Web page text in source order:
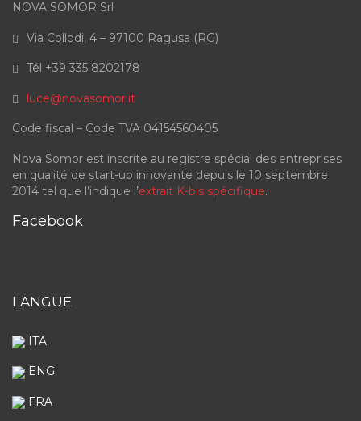
NOVA SOMOR Srl
Via Collodi, 4 – 97100 Ragusa (RG)
Tél +39 335 8202178
luce@novasomor.it
Code fiscal – Code TVA 04154560405
Nova Somor est inscrite au registre spécial des entreprises
en qualité de start-up innovante depuis le 10 septembre
2014 tel que l’indique l’extrait K-bis spécifique.
Facebook
LANGUE
ITA
ENG
FRA